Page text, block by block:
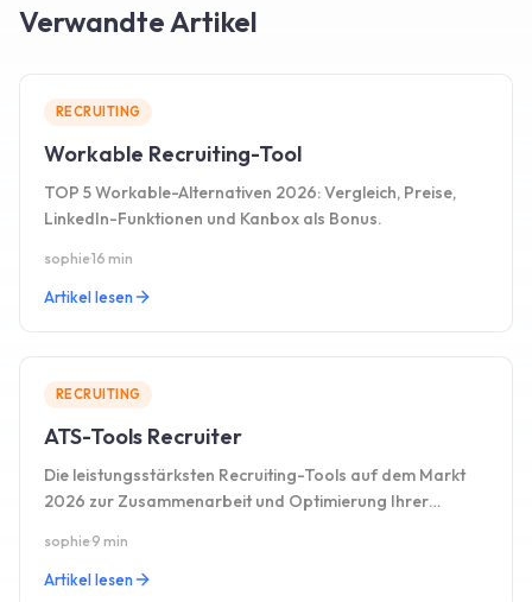
Verwandte Artikel
RECRUITING
Workable Recruiting-Tool
TOP 5 Workable-Alternativen 2026: Vergleich, Preise,
LinkedIn-Funktionen und Kanbox als Bonus.
sophie·16 min
Artikel lesen
RECRUITING
ATS-Tools Recruiter
Die leistungsstärksten Recruiting-Tools auf dem Markt
2026 zur Zusammenarbeit und Optimierung Ihrer
sophie·9 min
Artikel lesen